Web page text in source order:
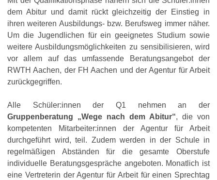
dem Abitur und damit rückt gleichzeitig der Einstieg in
ihren weiteren Ausbildungs- bzw. Berufsweg immer näher.
Um die Jugendlichen für ein geeignetes Studium sowie
weitere Ausbildungsmöglichkeiten zu sensibilisieren, wird
vor allem auf das umfassende Beratungsangebot der
RWTH Aachen, der FH Aachen und der Agentur für Arbeit
zurückgegriffen.
Alle Schüler:innen der Q1 nehmen an der
Gruppenberatung „Wege nach dem Abitur“, die von
kompetenten Mitarbeiter:innen der Agentur für Arbeit
durchgeführt wird, teil. Zudem werden in der Schule in
regelmäßigen Abständen für die gesamte Oberstufe
individuelle Beratungsgespräche angeboten. Monatlich ist
eine Vertreterin der Agentur für Arbeit für einen Sprechtag